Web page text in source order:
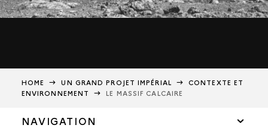
HOME UN GRAND PROJET IMPÉRIAL
CONTEXTE ET
ENVIRONNEMENT
LE MASSIF CALCAIRE
NAVIGATION